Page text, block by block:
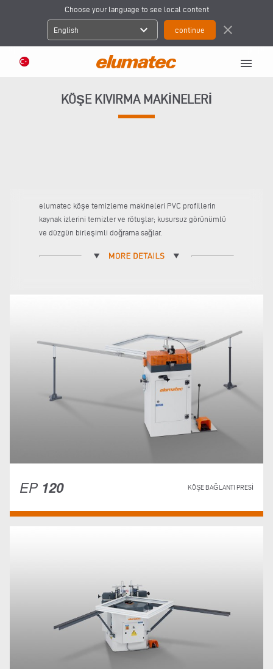
Choose your language to see local content
English expand_more close
menu
KÖŞE KIVIRMA MAKINELERI
elumatec köşe temizleme makineleri PVC profillerin
kaynak izlerini temizler ve rötuşlar; kusursuz görünümlü
ve düzgün birleşimli doğrama sağlar.
EP 120 KÖŞE BAĞLANTI PRESI